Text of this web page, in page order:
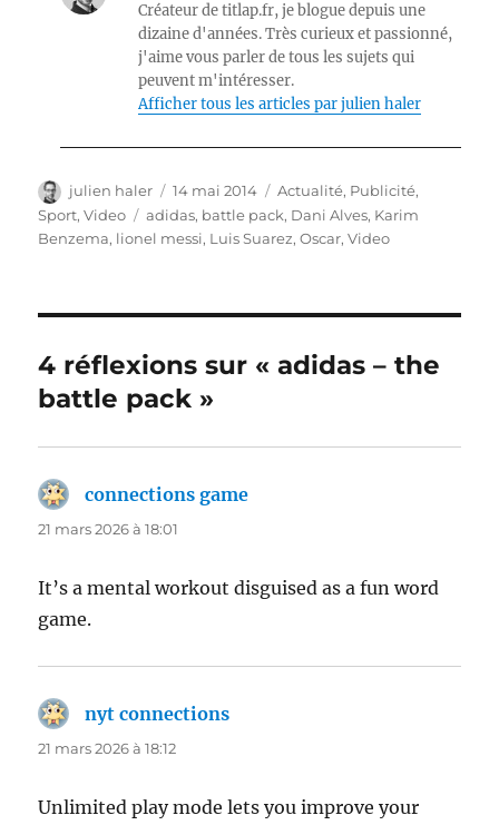
Créateur de titlap.fr, je blogue depuis une
dizaine d'années. Très curieux et passionné,
j'aime vous parler de tous les sujets qui
peuvent m'intéresser.
Afficher tous les articles par julien haler
Auteur
julien haler
Publié
le
14 mai 2014 Catégories
Actualité, Publicité,
Sport,Video Étiquettes
adidas, battle pack, Dani Alves, Karim
Benzema, lionel messi, Luis Suarez,Oscar,Video
4 réflexions sur « adidas – the
battle pack »
connections game
21 mars 2026 à 18:01
It’s a mental workout disguised as a fun word
game.
nyt connections
21 mars 2026 à 18:12
Unlimited play mode lets you improve your